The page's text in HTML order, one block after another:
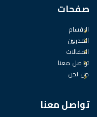
صفحات
الاقسام
المدربين
المقالات
تواصل معنا
من نحن
تواصل معنا